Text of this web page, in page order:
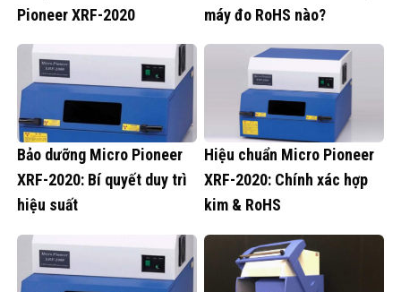
Pioneer XRF-2020
máy đo RoHS nào?
Bảo dưỡng Micro Pioneer
XRF-2020: Bí quyết duy trì
hiệu suất
Hiệu chuẩn Micro Pioneer
XRF-2020: Chính xác hợp
kim & RoHS